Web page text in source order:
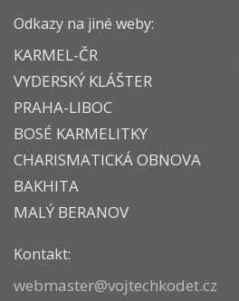
Odkazy na jiné weby:
KARMEL-ČR
VYDERSKÝ KLÁŠTER
PRAHA-LIBOC
BOSÉ KARMELITKY
CHARISMATICKÁ OBNOVA
BAKHITA
MALÝ BERANOV
Kontakt:
webmaster@vojtechkodet.cz